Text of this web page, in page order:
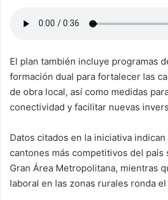
El plan también incluye programas
formación dual para fortalecer las
de obra local, así como medidas
conectividad y facilitar nuevas
Datos citados en la iniciativa
cantones más competitivos del país
Gran Área Metropolitana, mientras
laboral en las zonas rurales ronda